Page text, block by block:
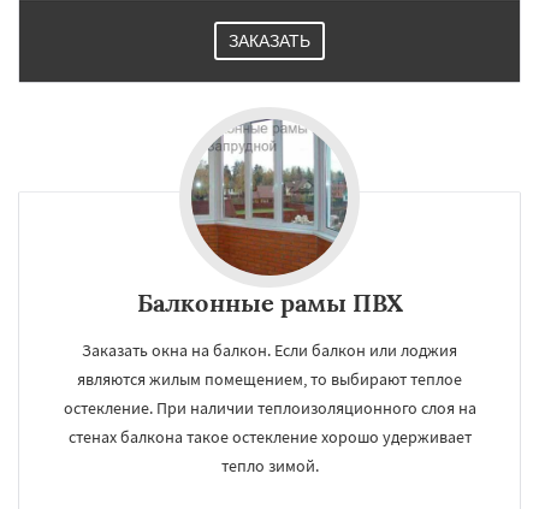
ЗАКАЗАТЬ
Балконные рамы ПВХ
Заказать окна на балкон. Если балкон или лоджия
являются жилым помещением, то выбирают теплое
остекление. При наличии теплоизоляционного слоя на
стенах балкона такое остекление хорошо удерживает
тепло зимой.